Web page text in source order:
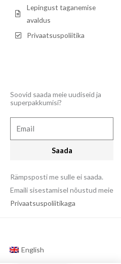
Lepingust taganemise
avaldus
Privaatsuspoliitika
Soovid saada meie uudiseid ja
superpakkumisi?
Saada
Rämpsposti me sulle ei saada.
Emaili sisestamisel nõustud meie
Privaatsuspoliitikaga
English